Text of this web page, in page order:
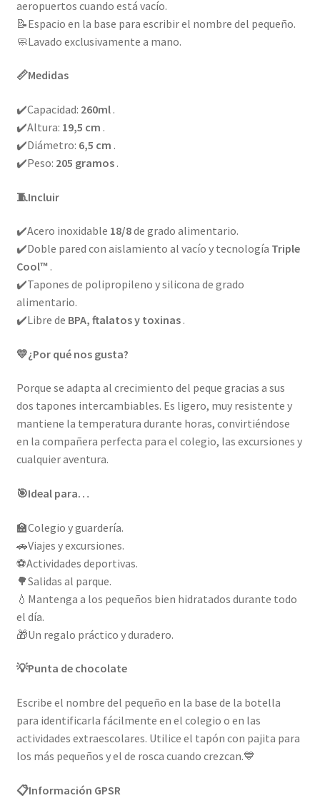
aeropuertos cuando está vacío.
📝Espacio en la base para escribir el nombre del pequeño.
🧼Lavado exclusivamente a mano.
📏Medidas
✔️Capacidad: 260ml.
✔️Altura: 19,5 cm .
✔️Diámetro: 6,5 cm .
✔️Peso: 205 gramos.
🧵Incluir
✔️Acero inoxidable 18/8de grado alimentario.
✔️Doble pared con aislamiento al vacío y tecnología Triple
Cool™ .
✔️Tapones de polipropileno y silicona de grado
alimentario.
✔️Libre de BPA, ftalatos y toxinas.
💛¿Por qué nos gusta?
Porque se adapta al crecimiento del peque gracias a sus
dos tapones intercambiables. Es ligero, muy resistente y
mantiene la temperatura durante horas, convirtiéndose
en la compañera perfecta para el colegio, las excursiones y
cualquier aventura.
🎯Ideal para…
🏫Colegio y guardería.
🚗Viajes y excursiones.
⚽Actividades deportivas.
🌳Salidas al parque.
💧 Mantenga a los pequeños bien hidratados durante todo
el día.
🎁Un regalo práctico y duradero.
💡Punta de chocolate
Escribe el nombre del pequeño en la base de la botella
para identificarla fácilmente en el colegio o en las
actividades extraescolares. Utilice el tapón con pajita para
los más pequeños y el de rosca cuando crezcan.💙
📋Información GPSR